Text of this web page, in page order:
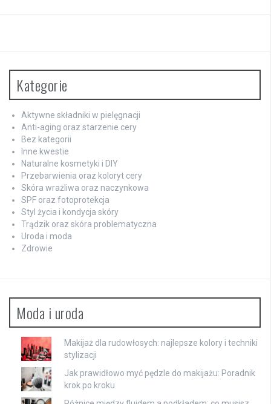
Kategorie
Aktywne składniki w pielęgnacji
Anti-aging oraz starzenie cery
Bez kategorii
Inne kwestie
Naturalne kosmetyki i DIY
Przebarwienia oraz koloryt cery
Skóra wrażliwa oraz naczynkowa
SPF oraz fotoprotekcja
Styl życia i kondycja skóry
Trądzik oraz skóra problematyczna
Uroda i moda
Zdrowie
Moda i uroda
Makijaż dla rudowłosych: najlepsze kolory i techniki
stylizacji
Jak prawidłowo myć pędzle do makijażu: Poradnik
krok po kroku